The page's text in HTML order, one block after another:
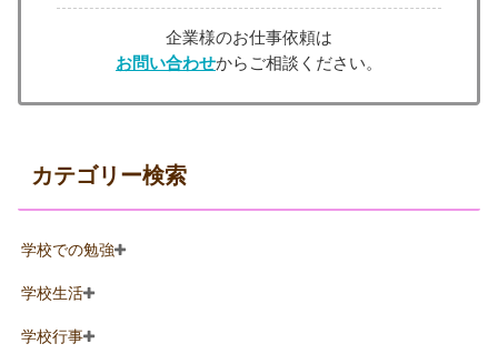
企業様のお仕事依頼は
お問い合わせからご相談ください。
カテゴリー検索
学校での勉強
学校生活
学校行事